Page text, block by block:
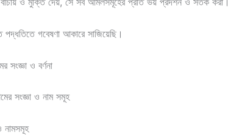
গবেষণা আকারে সাজিয়েছি।
সংজ্ঞা ও বর্ণনা
সংজ্ঞা ও নাম সমূহ
নামসমূহ